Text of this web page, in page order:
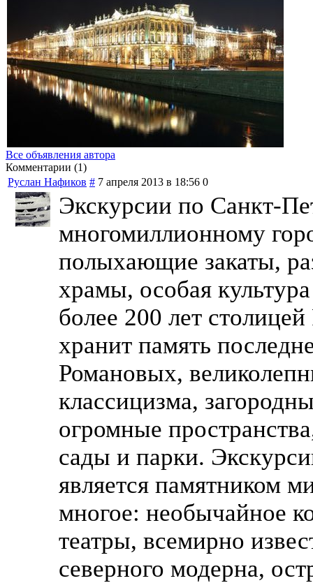
Все объявления автора
Комментарии (1)
Руслан Нафиков # 7 апреля 2013 в 18:56 0
Экскурсии по Санкт-
многомиллионному
полыхающие закаты,
храмы, особая
более 200 лет
хранит память
Романовых,
классицизма,
огромные
сады и парки.
является памятником
многое: необычайное
театры, всемирно
северного модерна,